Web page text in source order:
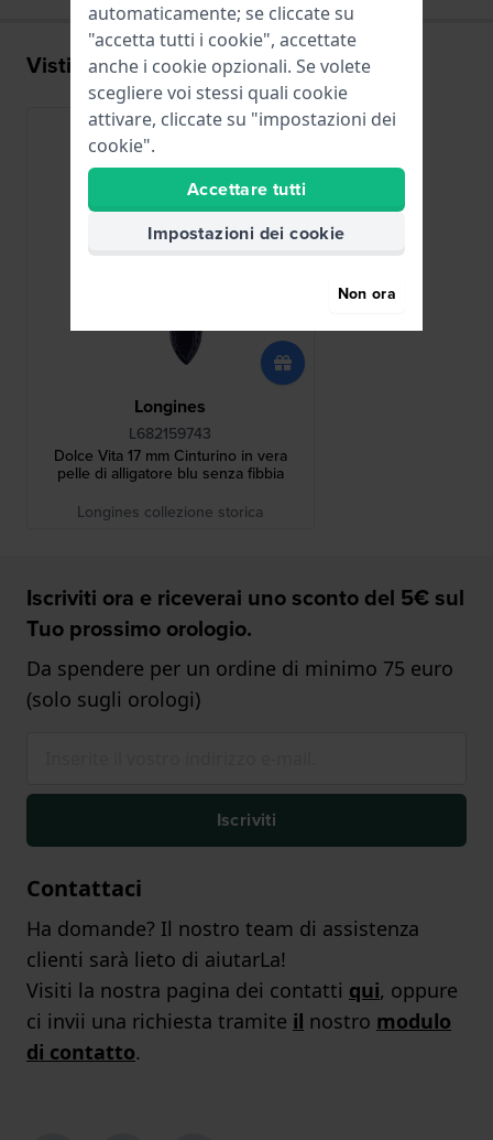
Visti di recente
Longines
L682159743
Dolce Vita 17 mm Cinturino in vera
pelle di alligatore blu senza fibbia
Longines collezione storica
Iscriviti ora e riceverai uno sconto del 5€ sul
Tuo prossimo orologio.
Da spendere per un ordine di minimo 75 euro
(solo sugli orologi)
Iscriviti
Contattaci
Ha domande? Il nostro team di assistenza
clienti sarà lieto di aiutarLa!
Visiti la nostra pagina dei contatti qui, oppure
ci invii una richiesta tramite il nostro modulo
di contatto.
automaticamente; se cliccate su
"accetta tutti i cookie", accettate
anche i cookie opzionali. Se volete
scegliere voi stessi quali cookie
attivare, cliccate su "impostazioni dei
cookie".
Accettare tutti
Impostazioni dei cookie
Non ora